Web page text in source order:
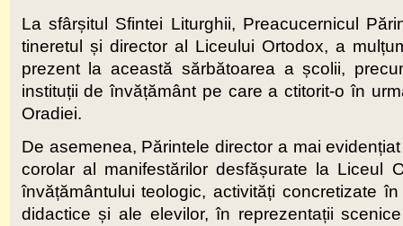
La sfârșitul Sfintei Liturghii, Preacucernicul
tineretul și director al Liceului Ortodox, a
prezent la această sărbătoarea a școlii,
instituții de învățământ pe care a ctitorit-o în
Oradiei.
De asemenea, Părintele director a mai
corolar al manifestărilor desfășurate la Liceul
învățământului teologic, activități concretizate
didactice și ale elevilor, în reprezentații